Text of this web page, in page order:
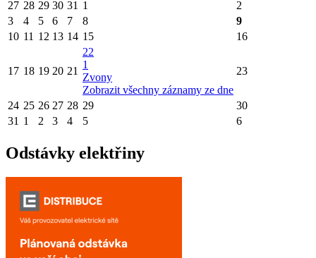
27 28 29 30 31 1
2
3
4 5 6 7 8
9
10 11 12 13 14 15 16
17 18 19 20 21
22
1
Zvony
Zobrazit všechny záznamy ze dne
23
24 25 26 27 28 29
30
31 1 2 3 4 5 6
Odstávky elektřiny